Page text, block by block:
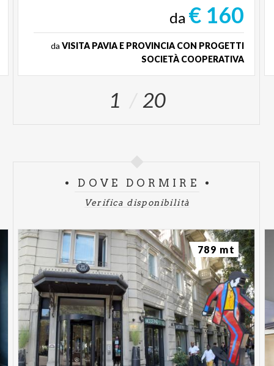
da € 160
da VISITA PAVIA E PROVINCIA CON PROGETTI
SOCIETÀ COOPERATIVA
1 20
DOVE DORMIRE
Verifica disponibilità
789 mt